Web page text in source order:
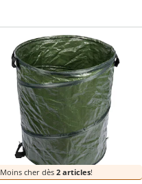
Moins cher dès 2 articles!